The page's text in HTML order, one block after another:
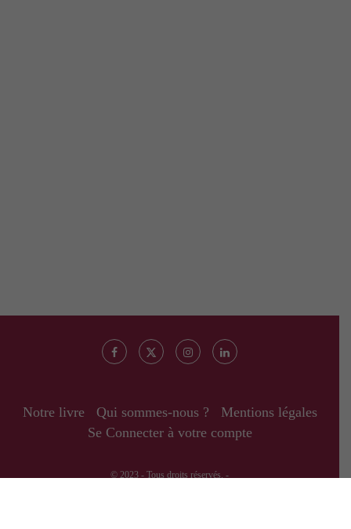
Notre livre Qui sommes-nous ?
Mentions légales
Se Connecter à votre compte
© 2023 - Tous droits réservés. -